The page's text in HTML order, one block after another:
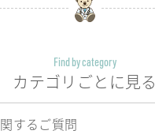
Find by category
カテゴリごとに見る
関するご質問